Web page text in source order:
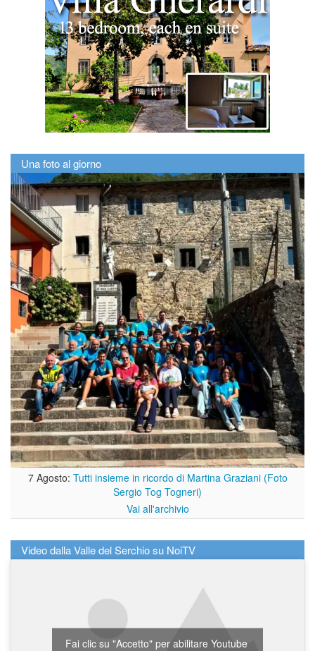
Una foto al giorno
7 Agosto: Tutti insieme in ricordo di Martina Graziani (Foto
Sergio Tog Togneri)
Vai all'archivio
Video dalla Valle del Serchio su NoiTV
Fai clic su "Accetto" per abilitare Youtube